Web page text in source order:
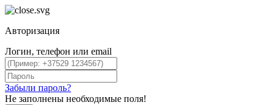
Авторизация
Логин, телефон или email
Забыли пароль?
Не заполнены необходимые поля!